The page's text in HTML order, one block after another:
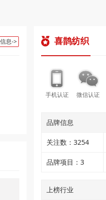
息-> 喜鹊纺织
手机认证 微信认证
品牌信息
关注数：3254
品牌项目：3
上榜行业